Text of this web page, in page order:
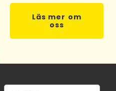
Läs mer om
oss